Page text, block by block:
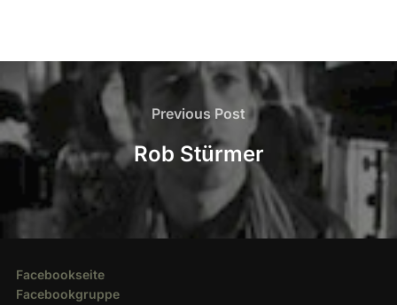
Beitragsnavigation
Previous
Post
Previous Post
Rob Stürmer
Facebookseite
Facebookgruppe